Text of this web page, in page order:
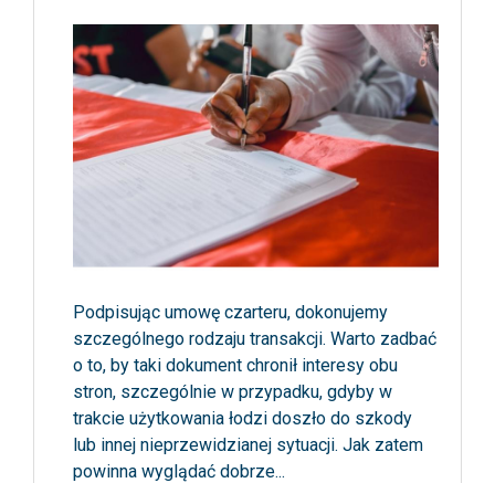
Podpisując umowę czarteru, dokonujemy
szczególnego rodzaju transakcji. Warto zadbać
o to, by taki dokument chronił interesy obu
stron, szczególnie w przypadku, gdyby w
trakcie użytkowania łodzi doszło do szkody
lub innej nieprzewidzianej sytuacji. Jak zatem
powinna wyglądać dobrze...